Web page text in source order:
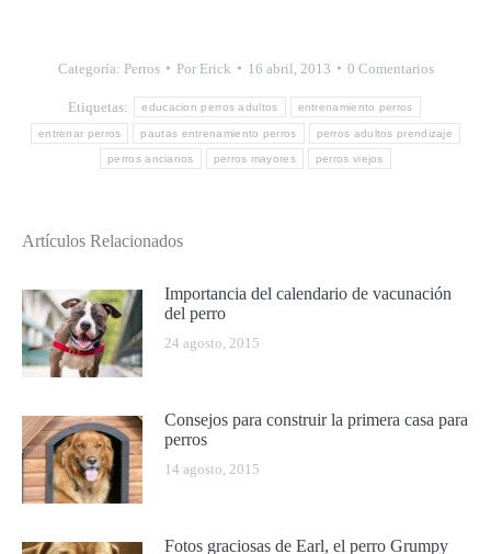
Categoría: Perros Por Erick 16 abril, 2013 0 Comentarios
Etiquetas: educacion perros adultos entrenamiento perros
entrenar perros pautas entrenamiento perros perros adultos prendizaje
perros ancianos perros mayores perros viejos
Artículos Relacionados
Importancia del calendario de vacunación
del perro
24 agosto, 2015
Consejos para construir la primera casa para
perros
14 agosto, 2015
Fotos graciosas de Earl, el perro Grumpy